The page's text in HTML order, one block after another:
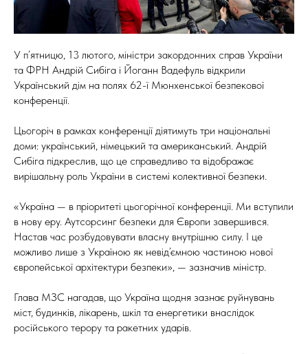
У п’ятницю, 13 лютого, міністри закордонних справ України
та ФРН Андрій Сибіга і Йоганн Вадефуль відкрили
Український дім на полях 62-ї Мюнхенської безпекової
конференції.
Цьогоріч в рамках конференції діятимуть три національні
доми: український, німецький та американський. Андрій
Сибіга підкреслив, що це справедливо та відображає
вирішальну роль України в системі колективної безпеки.
«Україна — в пріоритеті цьогорічної конференції. Ми вступили
в нову еру. Аутсорсинг безпеки для Європи завершився.
Настав час розбудовувати власну внутрішню силу. І це
можливо лише з Україною як невід’ємною частиною нової
європейської архітектури безпеки», — зазначив міністр.
Глава МЗС нагадав, що Україна щодня зазнає руйнувань
міст, будинків, лікарень, шкіл та енергетики внаслідок
російського терору та ракетних ударів.